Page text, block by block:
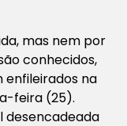
mas nem por
conhecidos,
na
feira (25).
desencadeada